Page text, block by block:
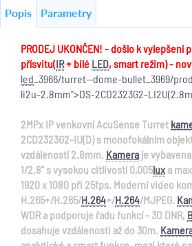
Popis Parametry
PRODEJ UKONČEN! - došlo k
přísvitu(IR+ bilé LED, smart režim) -
led _3966/turret--dome-bullet_3969/
li2u-2.8mm">DS-2CD2323G2-
2MPx IP venkovní AcuSense Turret
2CD2323G2-IU(D) s monofokálním
vzdáleností 2.8mm. Kamera je
1/2.8" s vysokou citlivostí 0,005lux a
1920 x 1080 při 25fps. Moderní video
H.265+/H.265/H.264+/H.264/MJPEG.
WDR a podporuje řadu funkcí - 3D DNR,
dosahuje vzdálenosti až do 30m.